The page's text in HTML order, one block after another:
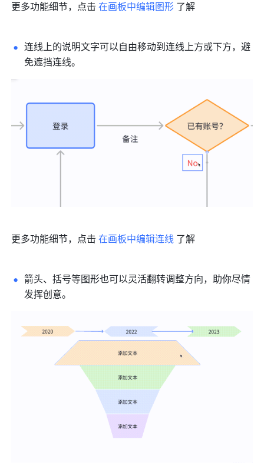
更多功能细节，点击 在画板中编辑图形 了解
连线上的说明文字可以自由移动到连线上方或下方，避
免遮挡连线。
更多功能细节，点击 在画板中编辑连线 了解
箭头、括号等图形也可以灵活翻转调整方向，助你尽情
发挥创意。